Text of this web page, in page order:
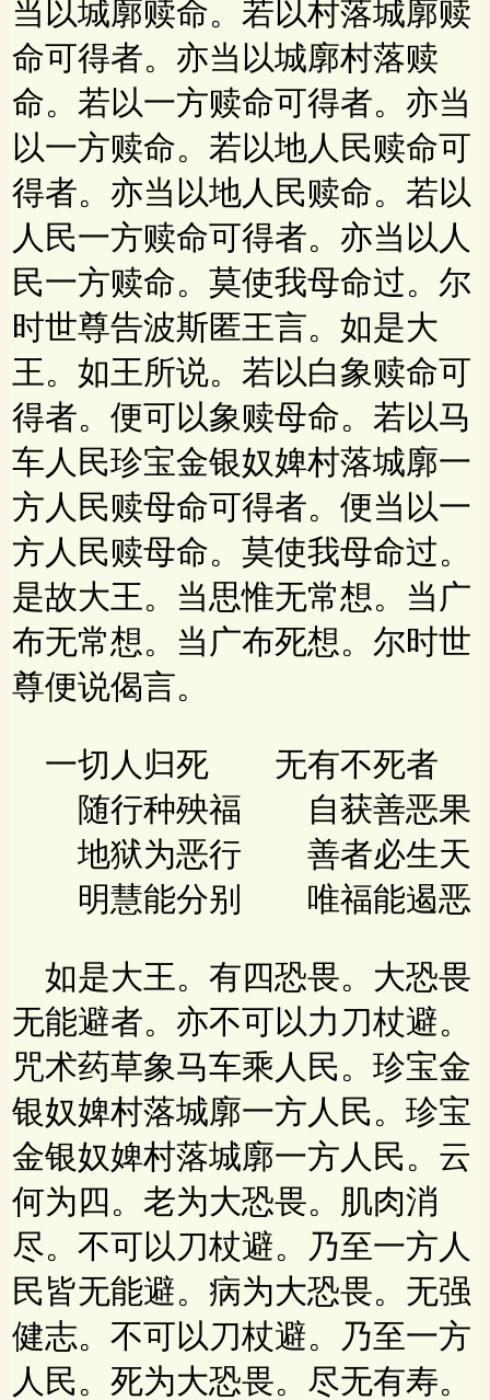
当以城廓赎命。若以村落城廓赎
命可得者。亦当以城廓村落赎
命。若以一方赎命可得者。亦当
以一方赎命。若以地人民赎命可
得者。亦当以地人民赎命。若以
人民一方赎命可得者。亦当以人
民一方赎命。莫使我母命过。尔
时世尊告波斯匿王言。如是大
王。如王所说。若以白象赎命可
得者。便可以象赎母命。若以马
车人民珍宝金银奴婢村落城廓一
方人民赎母命可得者。便当以一
方人民赎母命。莫使我母命过。
是故大王。当思惟无常想。当广
布无常想。当广布死想。尔时世
尊便说偈言。
一切人归死 无有不死者
随行种殃福 自获善恶果
地狱为恶行 善者必生天
明慧能分别 唯福能遏恶
如是大王。有四恐畏。大恐畏
无能避者。亦不可以力刀杖避。
咒术药草象马车乘人民。珍宝金
银奴婢村落城廓一方人民。珍宝
金银奴婢村落城廓一方人民。云
何为四。老为大恐畏。肌肉消
尽。不可以刀杖避。乃至一方人
民皆无能避。病为大恐畏。无强
健志。不可以刀杖避。乃至一方
人民。死为大恐畏。尽无有寿。